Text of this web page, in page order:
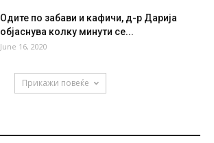
Одите по забави и кафичи, д-р Дарија
објаснува колку минути се...
June 16, 2020
Прикажи повеќе